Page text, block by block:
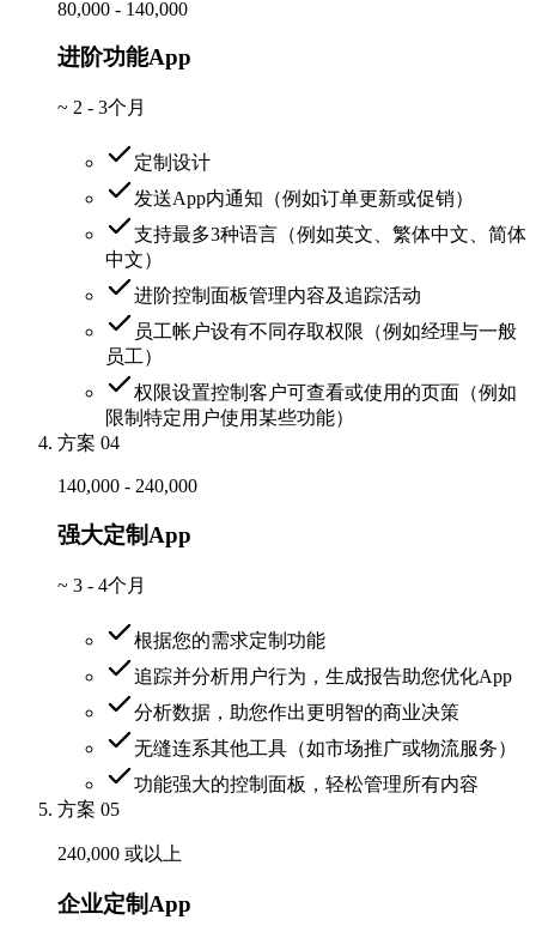
80,000 - 140,000
进阶功能App
~ 2 - 3个月
定制设计
发送App内通知（例如订单更新或促销）
支持最多3种语言（例如英文、繁体中文、简体
中文）
进阶控制面板管理内容及追踪活动
员工帐户设有不同存取权限（例如经理与一般
员工）
权限设置控制客户可查看或使用的页面（例如
限制特定用户使用某些功能）
方案 04
140,000 - 240,000
强大定制App
~ 3 - 4个月
根据您的需求定制功能
追踪并分析用户行为，生成报告助您优化App
分析数据，助您作出更明智的商业决策
无缝连系其他工具（如市场推广或物流服务）
功能强大的控制面板，轻松管理所有内容
方案 05
240,000 或以上
企业定制App